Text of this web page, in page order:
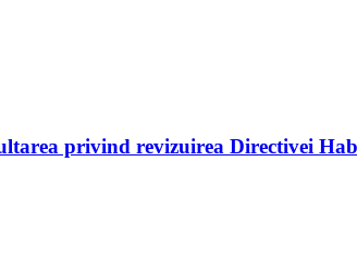
privind revizuirea Directivei